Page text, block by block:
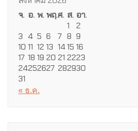
จ. อ. พ.พฤ.ศ. ส. อา.
1
2
3 4 5 6 7 8 9
10 11 12 13 1415 16
17 18 19 20 21 2223
24252627 282930
31
« ธ.ค.